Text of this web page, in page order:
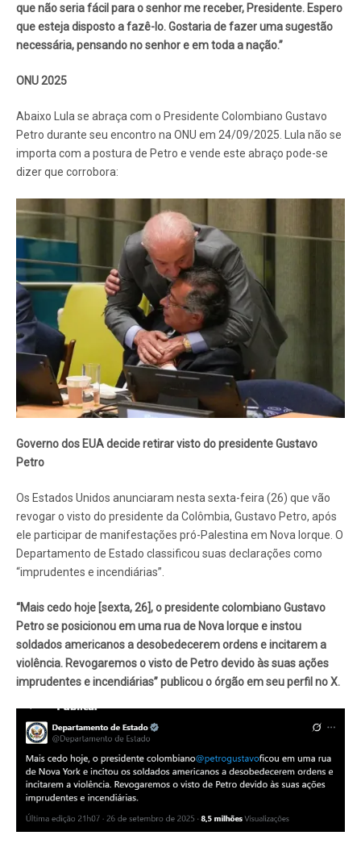
que não seria fácil para o senhor me receber, Presidente. Espero
que esteja disposto a fazê-lo. Gostaria de fazer uma sugestão
necessária, pensando no senhor e em toda a nação.”
ONU 2025
Abaixo Lula se abraça com o Presidente Colombiano Gustavo
Petro durante seu encontro na ONU em 24/09/2025. Lula não se
importa com a postura de Petro e vende este abraço pode-se
dizer que corrobora:
Governo dos EUA decide retirar visto do presidente Gustavo
Petro
Os Estados Unidos anunciaram nesta sexta-feira (26) que vão
revogar o visto do presidente da Colômbia, Gustavo Petro, após
ele participar de manifestações pró-Palestina em Nova Iorque. O
Departamento de Estado classificou suas declarações como
“imprudentes e incendiárias”.
“Mais cedo hoje [sexta, 26], o presidente colombiano Gustavo
Petro se posicionou em uma rua de Nova Iorque e instou
soldados americanos a desobedecerem ordens e incitarem a
violência. Revogaremos o visto de Petro devido às suas ações
imprudentes e incendiárias” publicou o órgão em seu perfil no X.